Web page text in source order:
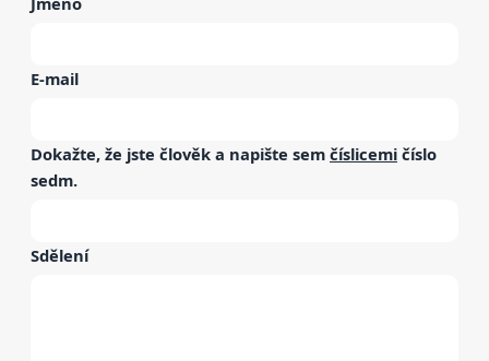
E-mail
Dokažte, že jste člověk a napište sem číslicemi číslo
sedm.
Sdělení